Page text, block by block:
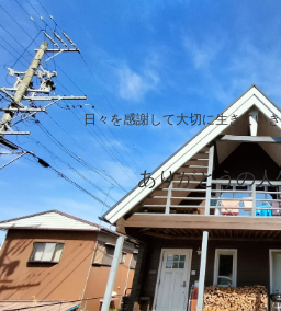
日々を感謝して大切に生きてい
ありがとうの人